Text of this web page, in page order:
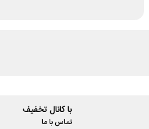
با کانال تخفیف
تماس با ما